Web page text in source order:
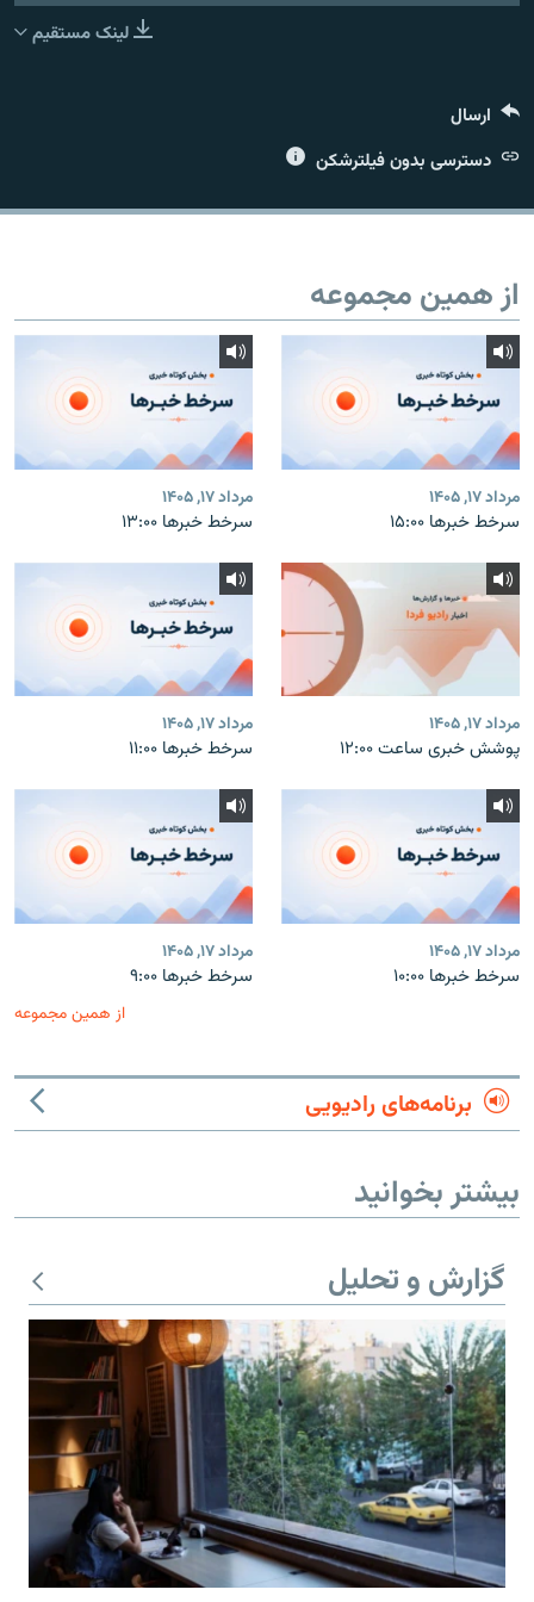
لینک مستقیم
ارسال
دسترسی بدون فیلترشکن
از همین مجموعه
مرداد ۱۷, ۱۴۰۵
سرخط خبرها ۱۵:۰۰
مرداد ۱۷, ۱۴۰۵
سرخط خبرها ۱۳:۰۰
مرداد ۱۷, ۱۴۰۵
پوشش خبری ساعت ۱۲:۰۰
مرداد ۱۷, ۱۴۰۵
سرخط خبرها ۱۱:۰۰
مرداد ۱۷, ۱۴۰۵
سرخط خبرها ۱۰:۰۰
مرداد ۱۷, ۱۴۰۵
سرخط خبرها ۹:۰۰
از همین مجموعه
برنامه‌های رادیویی
بیشتر بخوانید
گزارش و تحلیل